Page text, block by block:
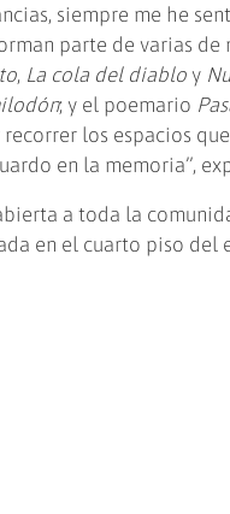
siempre me he
parte de varias de
, La cola del diablo y
; y el poemario
recorrer los espacios
en la memoria”,
a toda la
en el cuarto piso